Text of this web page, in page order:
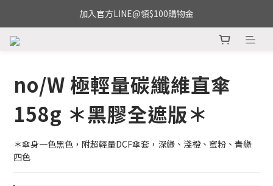
加入官方LINE@領$100購物金
no/W 極輕量碳纖維直傘
158g ＊黑膠全遮版＊
＊傘身一色黑色，附超輕量DCF傘套，深綠、淺橙、蜜粉、青綠
四色